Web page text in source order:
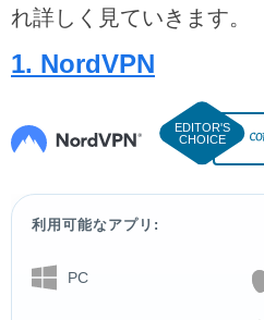
れ詳しく見ていきます。
1. NordVPN
利用可能なアプリ:
PC